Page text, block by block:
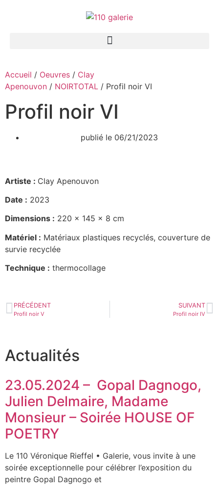
Accueil / Oeuvres / Clay
Apenouvon / NOIRTOTAL / Profil noir VI
Profil noir VI
publié le 06/21/2023
Artiste : Clay Apenouvon
Date : 2023
Dimensions : 220 x 145 x 8 cm
Matériel : Matériaux plastiques recyclés, couverture de
survie recyclée
Technique : thermocollage
PRÉCÉDENT
Profil noir V
SUIVANT
Profil noir IV
Actualités
23.05.2024 – Gopal Dagnogo,
Julien Delmaire, Madame
Monsieur – Soirée HOUSE OF
POETRY
Le 110 Véronique Rieffel • Galerie, vous invite à une
soirée exceptionnelle pour célébrer l’exposition du
peintre Gopal Dagnogo et